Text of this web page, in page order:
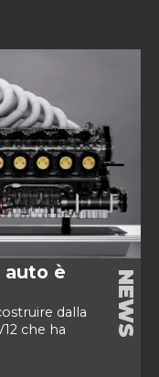
auto è
dalla
che ha
NEWS